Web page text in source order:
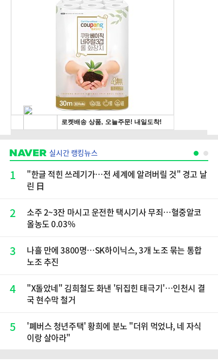
실시간 랭킹뉴스
1
"한글 적힌 쓰레기가…전 세계에 알려버릴 것" 경고 날
린 日
2
소주 2~3잔 마시고 운전한 택시기사 무죄…혈중알코
올농도 0.03%
3
나흘 만에 3800명…SK하이닉스, 3개 노조 묶는 통합
노조 추진
4
"X돌았네" 김희철도 화낸 '뒤집힌 태극기'…인천시 결
국 현수막 철거
5
'폐버스 청년주택' 황희에 분노 "더위 먹었냐, 네 자식
이랑 살아라"